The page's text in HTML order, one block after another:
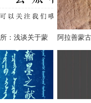
：浅谈关于蒙
技法与训练
阿拉善蒙